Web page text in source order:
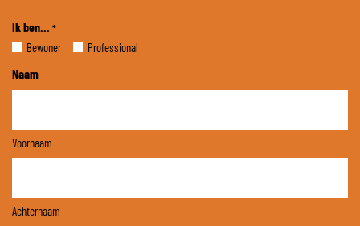
Ik ben... *
Bewoner Professional
Naam
Voornaam
Achternaam